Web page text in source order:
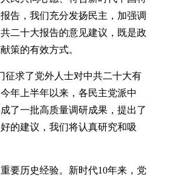
告，我们充分发扬民主，加强调
二十大报告的意见建议，既是政
策的有效方式。
征求了党外人士对中共二十大有
年上半年以来，各民主党派中
了一批高质量调研成果，提出了
的建议，我们将认真研究和吸
要历史经验。新时代10年来，党